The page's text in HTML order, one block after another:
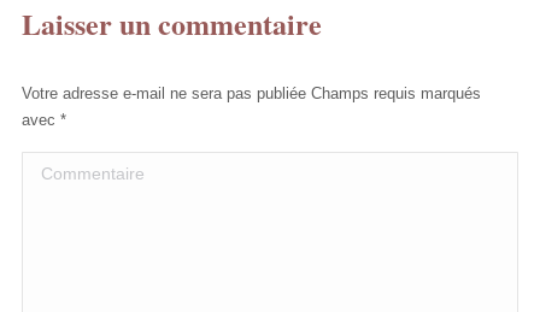
Laisser un commentaire
Votre adresse e-mail ne sera pas publiée Champs requis marqués
avec *
Commentaire